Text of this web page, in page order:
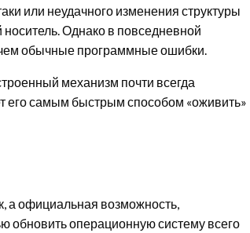
или неудачного изменения структуры
носитель. Однако в повседневной
обычные программные ошибки.
механизм почти всегда
его самым быстрым способом «оживить»
а официальная возможность,
обновить операционную систему всего